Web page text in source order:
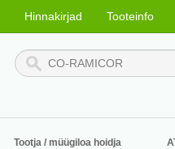
Hinnakirjad Tooteinfo
Tootja / müügiloa hoidja